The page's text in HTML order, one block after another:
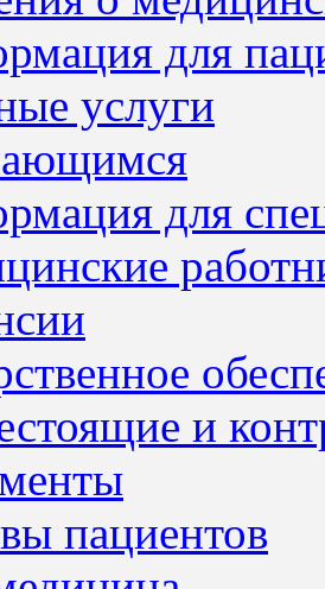
для
услуги
для
и
пациентов